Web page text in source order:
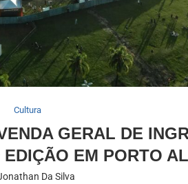
Cultura
GERAL DE
EDIÇÃO EM PORTO
Da Silva